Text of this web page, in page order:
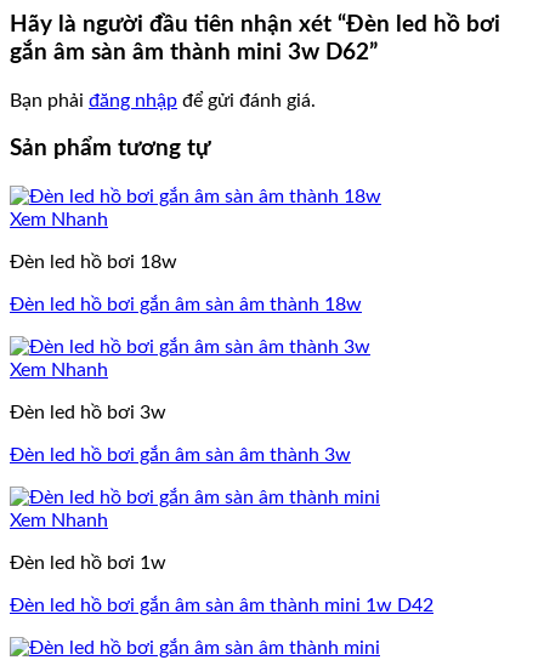
Hãy là người đầu tiên nhận xét “Đèn led hồ bơi
gắn âm sàn âm thành mini 3w D62”
Bạn phải đăng nhập để gửi đánh giá.
Sản phẩm tương tự
Xem Nhanh
Đèn led hồ bơi 18w
Đèn led hồ bơi gắn âm sàn âm thành 18w
Xem Nhanh
Đèn led hồ bơi 3w
Đèn led hồ bơi gắn âm sàn âm thành 3w
Xem Nhanh
Đèn led hồ bơi 1w
Đèn led hồ bơi gắn âm sàn âm thành mini 1w D42